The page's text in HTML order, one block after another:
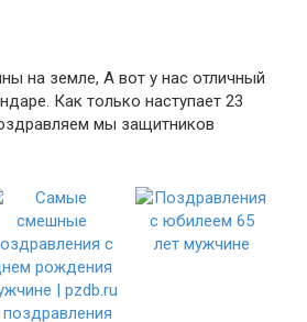
на земле, А вот у нас отличный
Как только наступает 23
мы защитников